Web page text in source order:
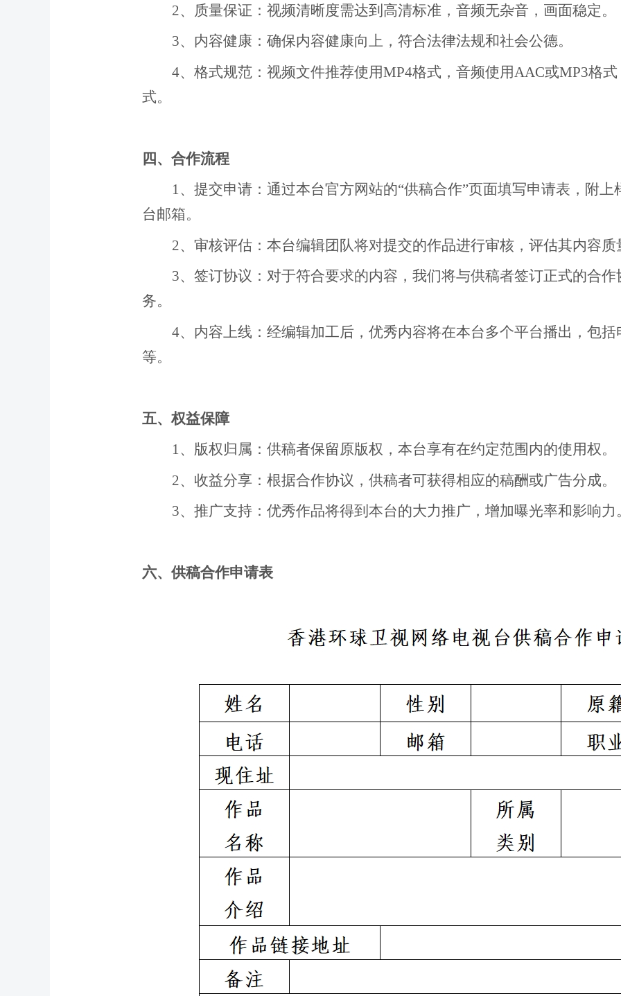
2、
质量保证：视频清晰度需达到高清标准，音频无杂音，画面稳定。
3、 内容健康：确保内容健康向上，符合法律法规和社会公德。
4、 格式规范：视频文件推荐使用MP4格式，音频使用AAC或MP3格式
式。
四、合作流程
1、 提交申请：通过本台官方网站的“供稿合作”页面填写申请表，附上
台邮箱。
2、 审核评估：本台编辑团队将对提交的作品进行审核，评估其内容质
3、 签订协议：对于符合要求的内容，我们将与供稿者签订正式的合
务。
4、 内容上线：经编辑加工后，优秀内容将在本台多个平台播出，包
等。
五、权益保障
1、 版权归属：供稿者保留原版权，本台享有在约定范围内的使用权。
2、 收益分享：根据合作协议，供稿者可获得相应的稿酬或广告分成。
3、 推广支持：优秀作品将得到本台的大力推广，增加曝光率和影响力
六、 供稿合作申请表